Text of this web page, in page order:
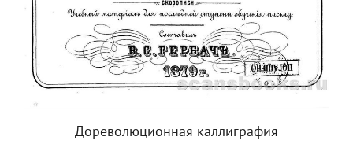
Дореволюционная каллиграфия